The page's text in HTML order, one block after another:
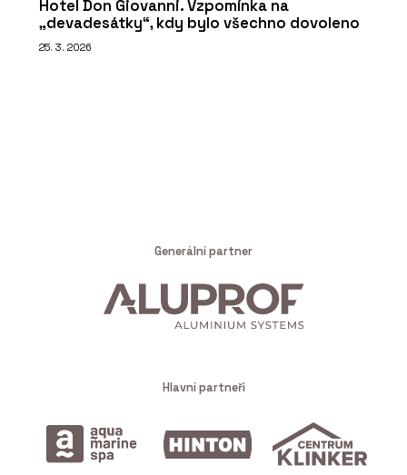
Hotel Don Giovanni. Vzpomínka na
„devadesátky“, kdy bylo všechno dovoleno
25. 3. 2026
Generální partner
Hlavní partneři